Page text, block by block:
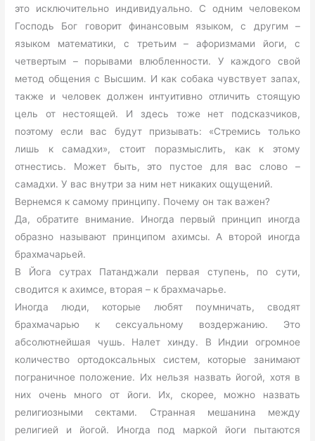
это исключительно индивидуально. С одним человеком
Господь Бог говорит финансовым языком, с другим –
языком математики, с третьим – афоризмами йоги, с
четвертым – порывами влюбленности. У каждого свой
метод общения с Высшим. И как собака чувствует запах,
также и человек должен интуитивно отличить стоящую
цель от нестоящей. И здесь тоже нет подсказчиков,
поэтому если вас будут призывать: «Стремись только
лишь к самадхи», стоит поразмыслить, как к этому
отнестись. Может быть, это пустое для вас слово –
самадхи. У вас внутри за ним нет никаких ощущений.
Вернемся к самому принципу. Почему он так важен?
Да, обратите внимание. Иногда первый принцип иногда
образно называют принципом ахимсы. А второй иногда
брахмачарьей.
В Йога сутрах Патанджали первая ступень, по сути,
сводится к ахимсе, вторая – к брахмачарье.
Иногда люди, которые любят поумничать, сводят
брахмачарью к сексуальному воздержанию. Это
абсолютнейшая чушь. Налет хинду. В Индии огромное
количество ортодоксальных систем, которые занимают
пограничное положение. Их нельзя назвать йогой, хотя в
них очень много от йоги. Их, скорее, можно назвать
религиозными сектами. Странная мешанина между
религией и йогой. Иногда под маркой йоги пытаются